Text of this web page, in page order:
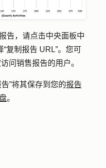
告，请点击中央面板中
“复制报告 URL”。您可
问销售报告的用户。
告”将其保存到您的报告
。